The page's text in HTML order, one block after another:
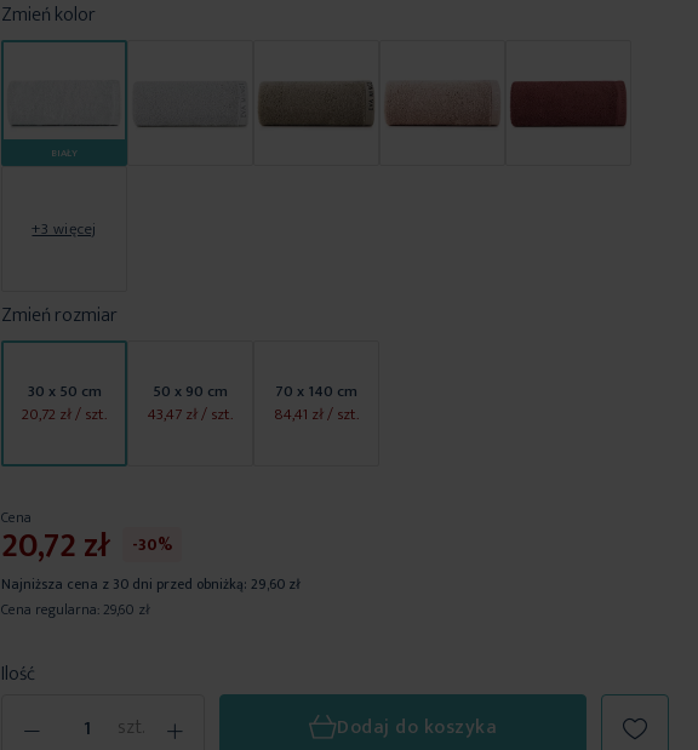
Zmień kolor
BIAŁY
+3 więcej
Zmień rozmiar
30 x 50 cm
20,72 zł/ szt.
50 x 90 cm
43,47 zł/ szt.
70 x 140 cm
84,41 zł/ szt.
Ilość
- szt. +
Cena
20,72 zł -30%
Najniższa cena z 30 dni przed obniżką:29,60 zł
Cena regularna: 29,60 zł
Dodaj do koszyka